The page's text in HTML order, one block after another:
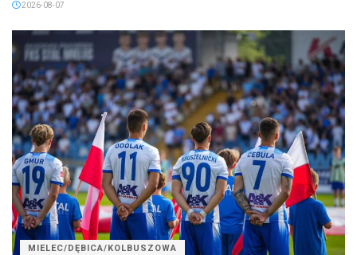
2026-08-07
MIELEC/DĘBICA/KOLBUSZOWA